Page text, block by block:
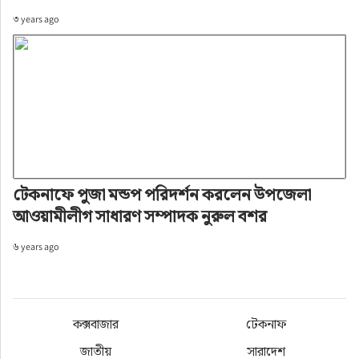
৩ years ago
টেকনাফে পুজা মন্ডপ পরিদর্শন করলেন উপজেলা
আওয়ামীলীগ সাধারণ সম্পাদক নুরুল বশর
৬ years ago
কক্সবাজার
টেকনাফ
জাতীয়
সারাদেশ